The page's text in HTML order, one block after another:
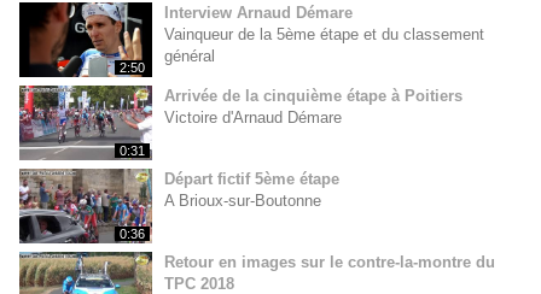
2:50
Interview Arnaud Démare
Vainqueur de la 5ème étape et du classement
général
0:31
Arrivée de la cinquième étape à Poitiers
Victoire d'Arnaud Démare
0:36
Départ fictif 5ème étape
A Brioux-sur-Boutonne
Retour en images sur le contre-la-montre du
TPC 2018